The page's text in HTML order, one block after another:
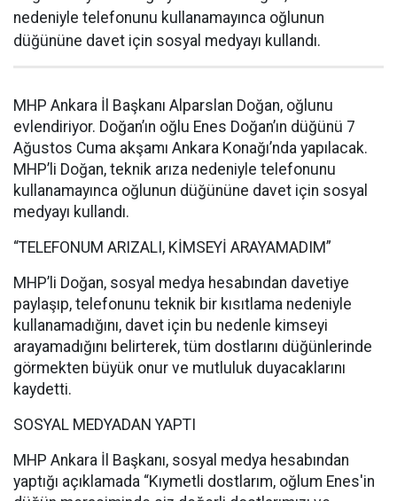
nedeniyle telefonunu kullanamayınca oğlunun
düğününe davet için sosyal medyayı kullandı.
MHP Ankara İl Başkanı Alparslan Doğan, oğlunu
evlendiriyor. Doğan’ın oğlu Enes Doğan’ın düğünü 7
Ağustos Cuma akşamı Ankara Konağı’nda yapılacak.
MHP’li Doğan, teknik arıza nedeniyle telefonunu
kullanamayınca oğlunun düğününe davet için sosyal
medyayı kullandı.
“TELEFONUM ARIZALI, KİMSEYİ ARAYAMADIM”
MHP’li Doğan, sosyal medya hesabından davetiye
paylaşıp, telefonunu teknik bir kısıtlama nedeniyle
kullanamadığını, davet için bu nedenle kimseyi
arayamadığını belirterek, tüm dostlarını düğünlerinde
görmekten büyük onur ve mutluluk duyacaklarını
kaydetti.
SOSYAL MEDYADAN YAPTI
MHP Ankara İl Başkanı, sosyal medya hesabından
yaptığı açıklamada “Kıymetli dostlarım, oğlum Enes'in